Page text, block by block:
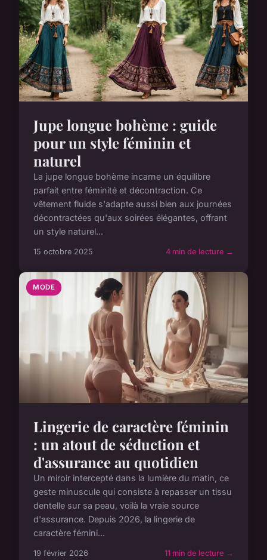
Jupe longue bohème : guide
pour un style féminin et
naturel
La jupe longue bohème incarne un équilibre
parfait entre féminité et décontraction. Ce
vêtement fluide s'adapte aussi bien aux journées
décontractées qu'aux soirées élégantes, offrant
un style naturel...
15 octobre 2025 4 min de lecture →
MODE
Lingerie de caractère féminin
: un atout de séduction et
d'assurance au quotidien
Un miroir intercepté dans la lumière du matin, ce
geste minuscule qui consiste à repasser un tissu
dentelle sur sa peau, voilà la vraie source
d'assurance. Depuis 2026, la lingerie de
caractère fémini...
19 février 2026 11 min de lecture →